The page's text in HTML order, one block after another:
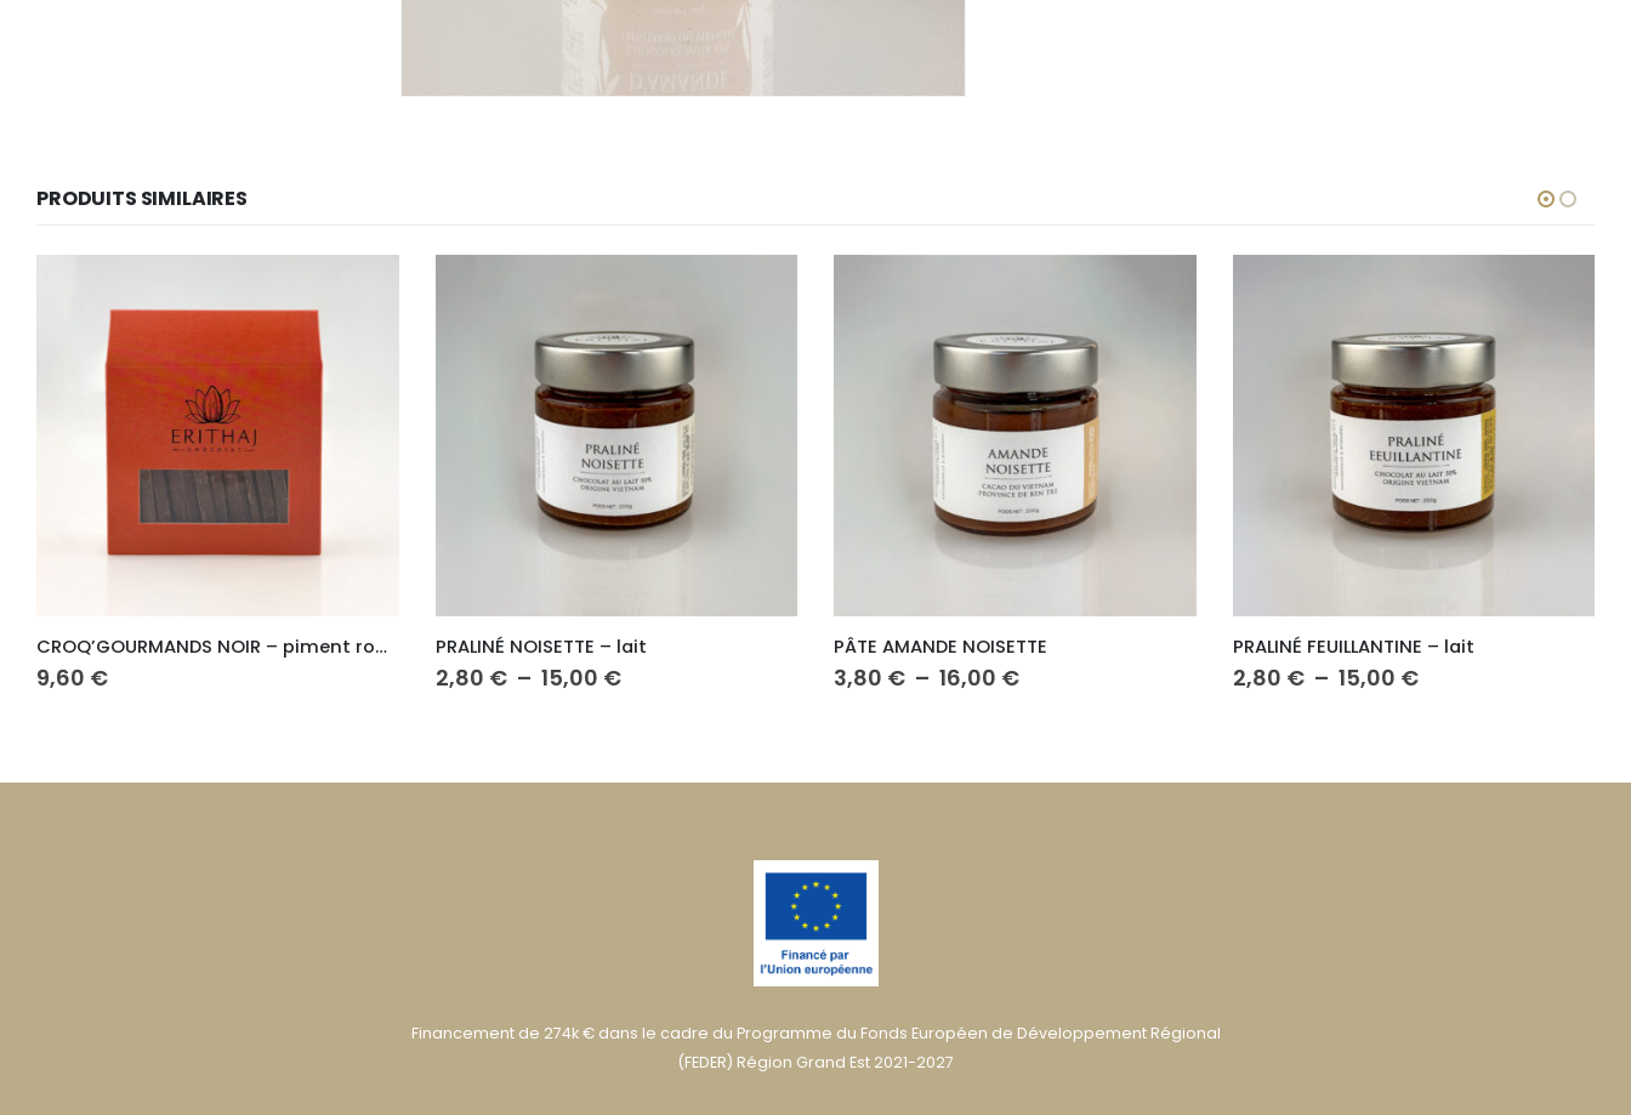
PRODUITS SIMILAIRES
PRALINÉ NOISETTE – lait
2,80€
15,00 €
PÂTE AMANDE NOISETTE
3,80 € – 16,00 €Plage
16,00 €
PRALINÉ FEUILLANTINE – lait
2,80€ – 15,00€
15,00 €
PERLES DE CACAO – caramélisées
7,20 € – 14,20 €Plage
14,20 €
Financement de 274k € dans le cadre du Programme du Fonds Européen de Développement Régional
(FEDER) Région Grand Est 2021-2027